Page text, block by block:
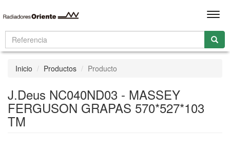
Inicio Productos Producto
J.Deus NC040ND03 - MASSEY
FERGUSON GRAPAS 570*527*103
TM